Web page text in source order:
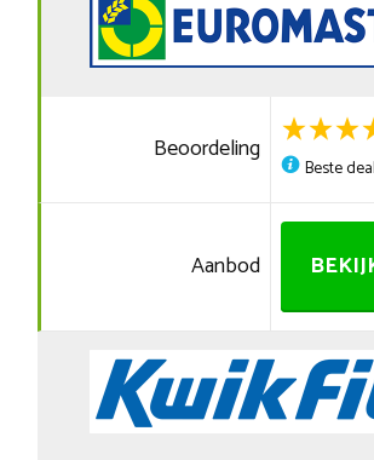
Beoordeling
Beste
Aanbod